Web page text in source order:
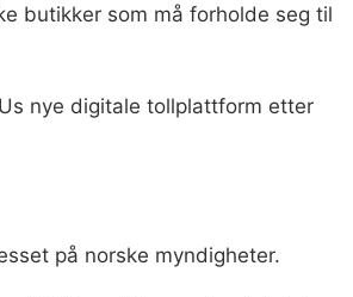
butikker som må forholde seg til
nye digitale tollplattform etter
på norske myndigheter.